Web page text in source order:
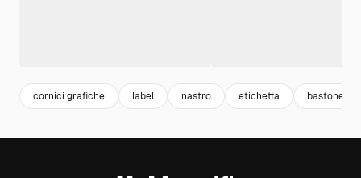
cornici grafiche label nastro etichetta bastone